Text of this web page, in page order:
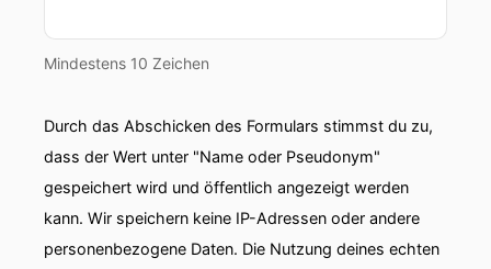
Mindestens 10 Zeichen
Durch das Abschicken des Formulars stimmst du zu,
dass der Wert unter "Name oder Pseudonym"
gespeichert wird und öffentlich angezeigt werden
kann. Wir speichern keine IP-Adressen oder andere
personenbezogene Daten. Die Nutzung deines echten